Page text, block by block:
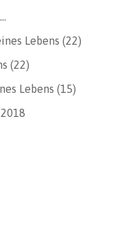
Lebens (22)
(22)
Lebens (15)